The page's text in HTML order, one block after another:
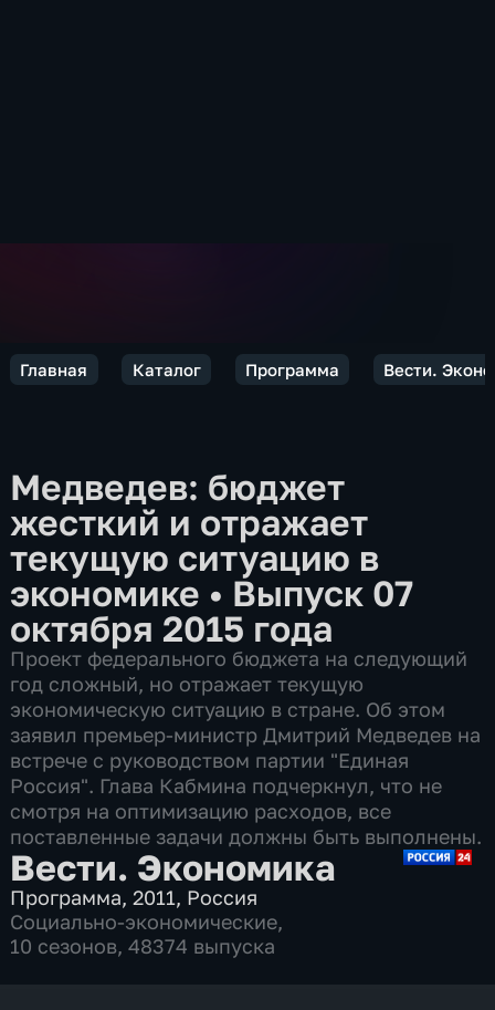
Главная Каталог Программа Вести.
Медведев: бюджет
жесткий и отражает
текущую ситуацию в
экономике • Выпуск 07
октября 2015 года
Проект федерального бюджета на следующий
год сложный, но отражает текущую
экономическую ситуацию в стране. Об этом
заявил премьер-министр Дмитрий Медведев на
встрече с руководством партии "Единая
Россия". Глава Кабмина подчеркнул, что не
смотря на оптимизацию расходов, все
поставленные задачи должны быть выполнены.
Вести. Экономика
Программа,2011, Россия
Социально-экономические,
10 сезонов, 48374 выпуска